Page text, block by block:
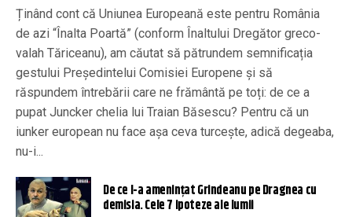
Ținând cont că Uniunea Europeană este pentru România
de azi “Înalta Poartă” (conform Înaltului Dregător greco-
valah Tăriceanu), am căutat să pătrundem semnificația
gestului Președintelui Comisiei Europene și să
răspundem întrebării care ne frământă pe toți: de ce a
pupat Juncker chelia lui Traian Băsescu? Pentru că un
iunker european nu face așa ceva turcește, adică degeaba,
nu-i...
De ce l-a amenințat Grindeanu pe Dragnea cu
demisia. Cele 7 ipoteze ale lumii